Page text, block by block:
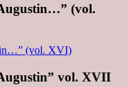
(vol.
vol. XVII